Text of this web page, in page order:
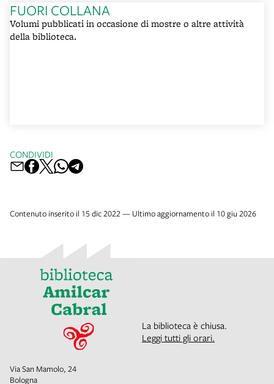
FUORI COLLANA
Volumi pubblicati in occasione di mostre o altre attività
della biblioteca.
CONDIVIDI
Contenuto inserito il 15 dic 2022 — Ultimo aggiornamento il 10 giu 2026
La biblioteca è chiusa.
Leggi tutti gli orari.
Via San Mamolo, 24
Bologna